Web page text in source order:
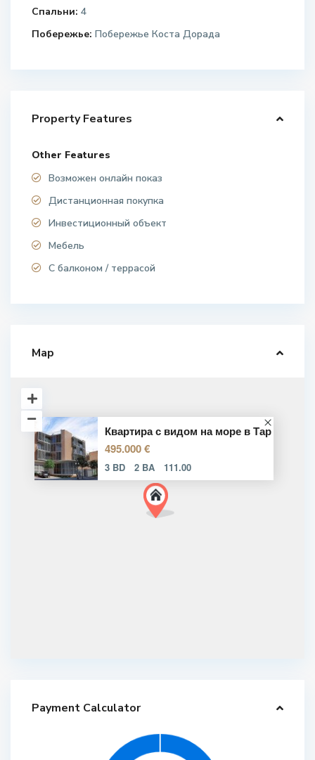
Спальни: 4
Побережье: Побережье Коста Дорада
Property Features
Other Features
Возможен онлайн показ
Дистанционная покупка
Инвестиционный объект
Мебель
С балконом / террасой
Map
Квартира с видом на море в Тар
495.000 €
3 BD 2 BA 111.00
Payment Calculator